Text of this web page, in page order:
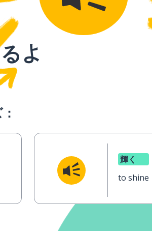
よ
輝く
to shine